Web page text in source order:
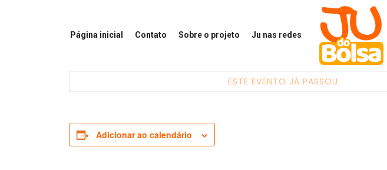
Página inicial Contato Sobre o projeto Ju nas redes
ESTE EVENTO JÁ PASSOU.
Adicionar ao calendário